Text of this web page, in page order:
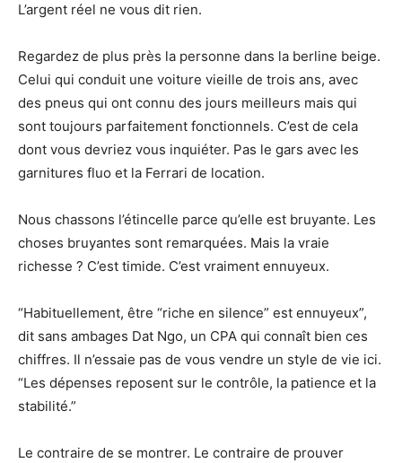
L’argent réel ne vous dit rien.
Regardez de plus près la personne dans la berline beige.
Celui qui conduit une voiture vieille de trois ans, avec
des pneus qui ont connu des jours meilleurs mais qui
sont toujours parfaitement fonctionnels. C’est de cela
dont vous devriez vous inquiéter. Pas le gars avec les
garnitures fluo et la Ferrari de location.
Nous chassons l’étincelle parce qu’elle est bruyante. Les
choses bruyantes sont remarquées. Mais la vraie
richesse ? C’est timide. C’est vraiment ennuyeux.
“Habituellement, être “riche en silence” est ennuyeux”,
dit sans ambages Dat Ngo, un CPA qui connaît bien ces
chiffres. Il n’essaie pas de vous vendre un style de vie ici.
“Les dépenses reposent sur le contrôle, la patience et la
stabilité.”
Le contraire de se montrer. Le contraire de prouver